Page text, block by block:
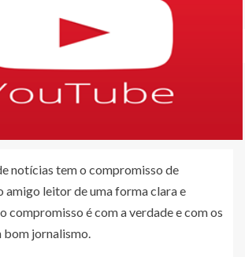
notícias tem o compromisso de
amigo leitor de uma forma clara e
compromisso é com a verdade e com os
jornalismo.